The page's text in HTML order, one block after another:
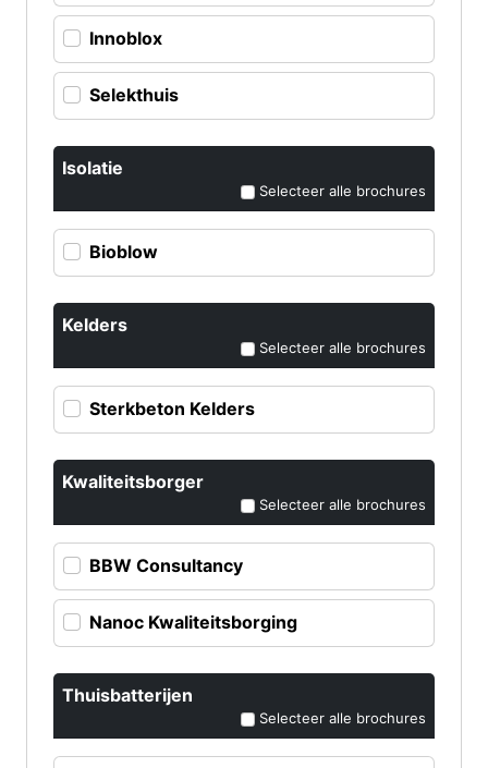
Innoblox
Selekthuis
Isolatie
Selecteer alle brochures
Bioblow
Kelders
Selecteer alle brochures
Sterkbeton Kelders
Kwaliteitsborger
Selecteer alle brochures
BBW Consultancy
Nanoc Kwaliteitsborging
Thuisbatterijen
Selecteer alle brochures